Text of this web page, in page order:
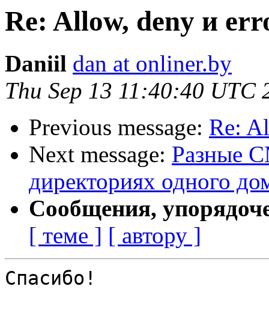
Re: Allow, deny и
Daniil dan at onliner.by
Thu Sep 13 11:40:40 UTC
Previous message: Re:
Next message: Разные
директориях одного
Сообщения,
[ теме ] [ автору ]
Спасибо!